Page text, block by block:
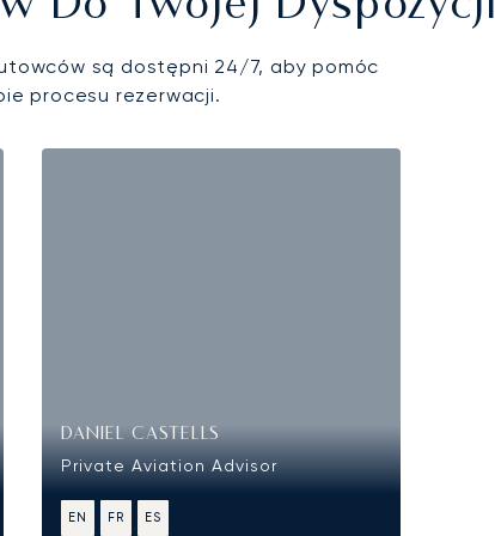
są dostępni 24/7, aby pomóc
procesu rezerwacji.
DANIEL CASTELLS
Private Aviation Advisor
EN FR ES